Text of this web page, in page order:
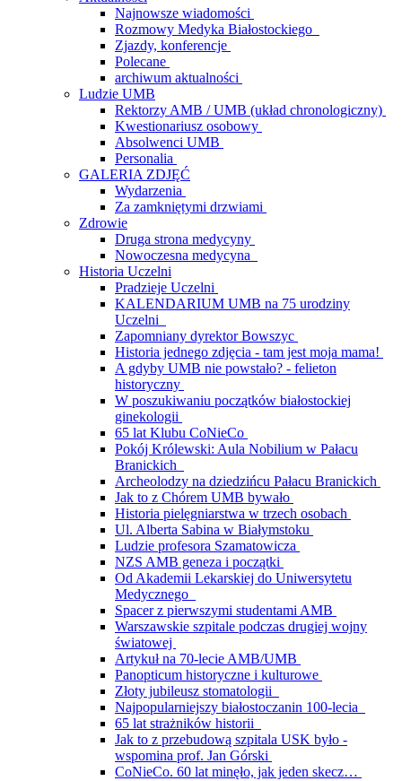
Najnowsze wiadomości
Rozmowy Medyka Białostockiego
Zjazdy, konferencje
Polecane
archiwum aktualności
Ludzie UMB
Rektorzy AMB / UMB (układ chronologiczny)
Kwestionariusz osobowy
Absolwenci UMB
Personalia
GALERIA ZDJĘĆ
Wydarzenia
Za zamkniętymi drzwiami
Zdrowie
Druga strona medycyny
Nowoczesna medycyna
Historia Uczelni
Pradzieje Uczelni
KALENDARIUM UMB na 75 urodziny
Uczelni
Zapomniany dyrektor Bowszyc
Historia jednego zdjęcia - tam jest moja mama!
A gdyby UMB nie powstało? - felieton
historyczny
W poszukiwaniu początków białostockiej
ginekologii
65 lat Klubu CoNieCo
Pokój Królewski: Aula Nobilium w Pałacu
Branickich
Archeolodzy na dziedzińcu Pałacu Branickich
Jak to z Chórem UMB bywało
Historia pielęgniarstwa w trzech osobach
Ul. Alberta Sabina w Białymstoku
Ludzie profesora Szamatowicza
NZS AMB geneza i początki
Od Akademii Lekarskiej do Uniwersytetu
Medycznego
Spacer z pierwszymi studentami AMB
Warszawskie szpitale podczas drugiej wojny
światowej
Artykuł na 70-lecie AMB/UMB
Panopticum historyczne i kulturowe
Złoty jubileusz stomatologii
Najpopularniejszy białostoczanin 100-lecia
65 lat strażników historii
Jak to z przebudową szpitala USK było -
wspomina prof. Jan Górski
CoNieCo. 60 lat minęło, jak jeden skecz…